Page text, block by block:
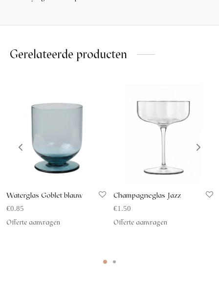
Gerelateerde producten
Waterglas Goblet blauw
€0.85
Offerte aanvragen
Champagneglas Jazz
€1.50
Offerte aanvragen